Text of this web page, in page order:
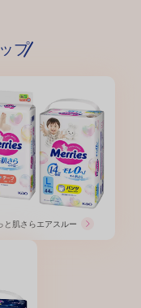
プ
と肌さらエアスルー